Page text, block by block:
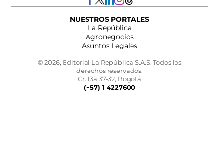
NUESTROS PORTALES
La República
Agronegocios
Asuntos Legales
© 2026, Editorial La República S.A.S. Todos los
derechos reservados.
Cr. 13a 37-32, Bogotá
(+57) 1 4227600